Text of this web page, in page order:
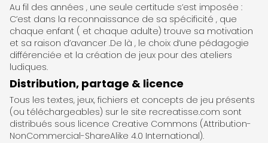
Au fil des années , une seule certitude s’est imposée :
C’est dans la reconnaissance de sa spécificité , que
chaque enfant ( et chaque adulte) trouve sa motivation
et sa raison d’avancer .De là , le choix d’une pédagogie
différenciée et la création de jeux pour des ateliers
ludiques.
Distribution, partage & licence
Tous les textes, jeux, fichiers et concepts de jeu présents
(ou téléchargeables) sur le site recreatisse.com sont
distribués sous licence Creative Commons (Attribution-
NonCommercial-ShareAlike 4.0 International).